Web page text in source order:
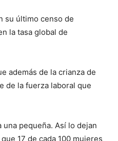
su último censo de
la tasa global de
además de la crianza de
de la fuerza laboral que
pequeña. Así lo dejan
17 de cada 100 mujeres